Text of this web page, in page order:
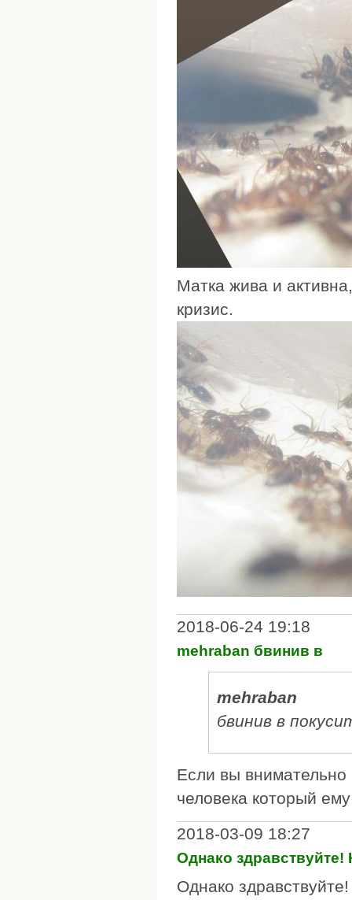
Матка жива и
кризис.
2018-06-24 19:18
mehraban бвинив в
mehraban
бвинив в
Если вы внимательно
человека который
2018-03-09 18:27
Однако здравствуйте!
Однако здравствуйте!